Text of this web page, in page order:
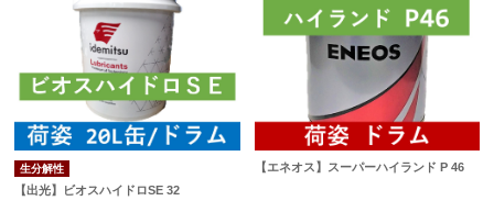
生分解性
【出光】ビオスハイドロSE 32
【エネオス】スーパーハイランド P 46